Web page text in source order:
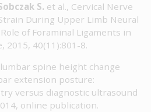
S. et al., Cervical Nerve
During Upper Limb Neural
of Foraminal Ligaments in
2015, 40(11):801-8.
spine height change
extension posture:
versus diagnostic ultrasound
online publication.